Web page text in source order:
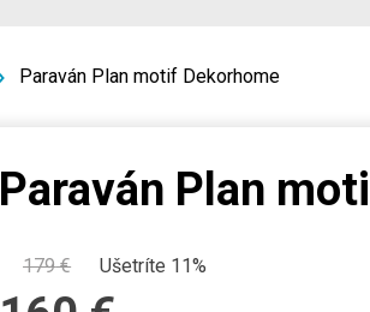
Paraván Plan motif Dekorhome
Paraván Plan
179€ Ušetríte 11%